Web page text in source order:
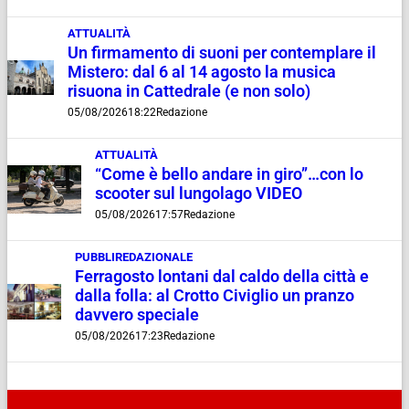
ATTUALITÀ
Un firmamento di suoni per contemplare il
Mistero: dal 6 al 14 agosto la musica
risuona in Cattedrale (e non solo)
05/08/202618:22Redazione
ATTUALITÀ
“Come è bello andare in giro”…con lo
scooter sul lungolago VIDEO
05/08/202617:57Redazione
PUBBLIREDAZIONALE
Ferragosto lontani dal caldo della città e
dalla folla: al Crotto Civiglio un pranzo
davvero speciale
05/08/202617:23 Redazione